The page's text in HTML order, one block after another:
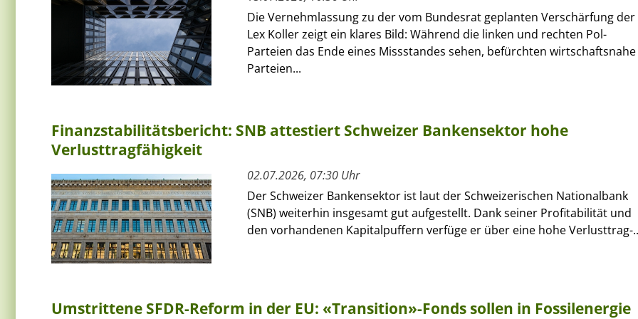
Die Vernehmlassung zu der vom Bundesrat geplanten Verschärfung der
Lex Koller zeigt ein klares Bild: Während die linken und rechten Pol-
Parteien das Ende eines Missstandes sehen, befürchten wirtschaftsnahe
Parteien...
Finanzstabilitätsbericht: SNB attestiert Schweizer Bankensektor hohe
Verlusttragfähigkeit
02.07.2026, 07:30 Uhr
Der Schweizer Bankensektor ist laut der Schweizerischen Nationalbank
(SNB) weiterhin insgesamt gut aufgestellt. Dank seiner Profitabilität und
den vorhandenen Kapitalpuffern verfüge er über eine hohe Verlusttrag-
Umstrittene SFDR-Reform in der EU: «Transition»-Fonds sollen in Fossilenergie